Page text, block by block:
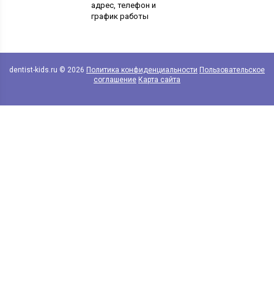
адрес, телефон и
график работы
dentist-kids.ru © 2026 Политика конфиденциальности Пользовательское
соглашение Карта сайта